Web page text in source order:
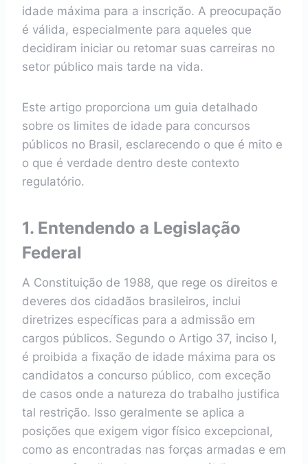
idade máxima para a inscrição. A preocupação
é válida, especialmente para aqueles que
decidiram iniciar ou retomar suas carreiras no
setor público mais tarde na vida.
Este artigo proporciona um guia detalhado
sobre os limites de idade para concursos
públicos no Brasil, esclarecendo o que é mito e
o que é verdade dentro deste contexto
regulatório.
1. Entendendo a Legislação
Federal
A Constituição de 1988, que rege os direitos e
deveres dos cidadãos brasileiros, inclui
diretrizes específicas para a admissão em
cargos públicos. Segundo o Artigo 37, inciso I,
é proibida a fixação de idade máxima para os
candidatos a concurso público, com exceção
de casos onde a natureza do trabalho justifica
tal restrição. Isso geralmente se aplica a
posições que exigem vigor físico excepcional,
como as encontradas nas forças armadas e em